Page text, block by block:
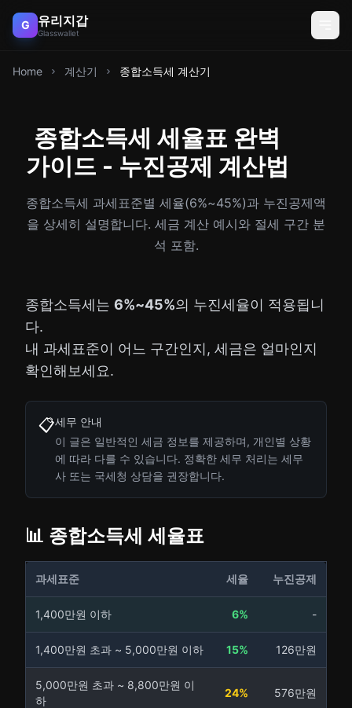
G 유리지갑
Glasswallet
Home 계산기 종합소득세 계산기
종합소득세 세율표 완벽
가이드 - 누진공제 계산법
종합소득세 과세표준별 세율(6%~45%)과 누진공제액
을 상세히 설명합니다. 세금 계산 예시와 절세 구간 분
석 포함.
종합소득세는 6%~45%의 누진세율이 적용됩니
다.
내 과세표준이 어느 구간인지, 세금은 얼마인지
확인해보세요.
📋세무 안내
이 글은 일반적인 세금 정보를 제공하며, 개인별 상황
에 따라 다를 수 있습니다. 정확한 세무 처리는 세무
사 또는 국세청 상담을 권장합니다.
📊 종합소득세 세율표
과세표준 세율 누진공제
1,400만원 이하 6% -
1,400만원 초과 ~ 5,000만원 이하 15% 126만원
5,000만원 초과 ~ 8,800만원 이
하
24% 576만원